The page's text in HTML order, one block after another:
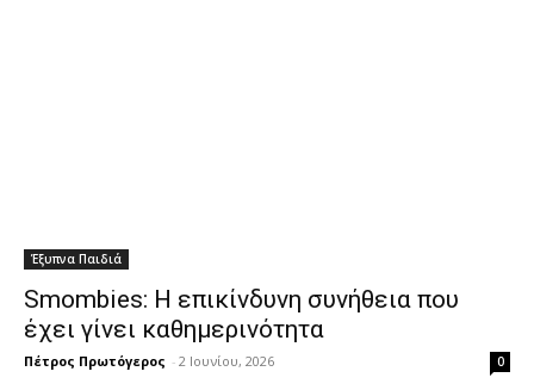
Έξυπνα Παιδιά
Smombies: Η επικίνδυνη συνήθεια που
έχει γίνει καθημερινότητα
Πέτρος Πρωτόγερος - 2 Ιουνίου, 2026 0